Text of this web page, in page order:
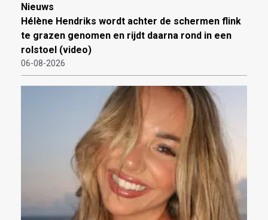
Nieuws
Hélène Hendriks wordt achter de schermen flink
te grazen genomen en rijdt daarna rond in een
rolstoel (video)
06-08-2026